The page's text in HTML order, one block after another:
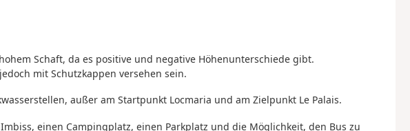
Schaft, da es positive und negative Höhenunterschiede gibt.
mit Schutzkappen versehen sein.
außer am Startpunkt Locmaria und am Zielpunkt Le Palais.
einen Campingplatz, einen Parkplatz und die Möglichkeit, den Bus zu